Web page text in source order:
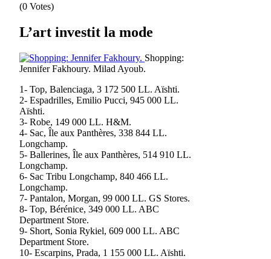
(0 Votes)
L’art investit la mode
Shopping:
Jennifer Fakhoury. Milad Ayoub.
1- Top, Balenciaga, 3 172 500 LL. Aïshti.
2- Espadrilles, Emilio Pucci, 945 000 LL.
Aïshti.
3- Robe, 149 000 LL. H&M.
4- Sac, Île aux Panthères, 338 844 LL.
Longchamp.
5- Ballerines, Île aux Panthères, 514 910 LL.
Longchamp.
6- Sac Tribu Longchamp, 840 466 LL.
Longchamp.
7- Pantalon, Morgan, 99 000 LL. GS Stores.
8- Top, Bérénice, 349 000 LL. ABC
Department Store.
9- Short, Sonia Rykiel, 609 000 LL. ABC
Department Store.
10- Escarpins, Prada, 1 155 000 LL. Aïshti.